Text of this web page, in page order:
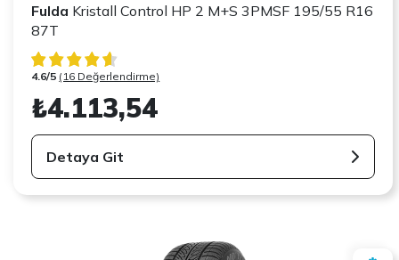
Fulda Kristall Control HP 2 M+S 3PMSF 195/55 R16
87T
4.6/5 (16 Değerlendirme)
₺4.113,54
Detaya Git